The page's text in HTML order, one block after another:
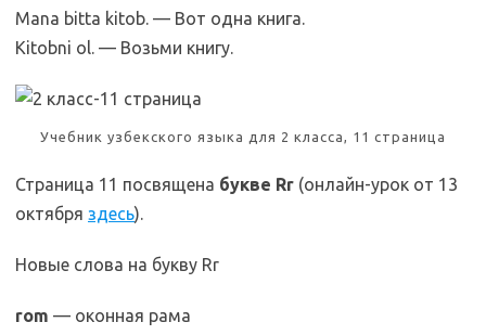
Mana bitta kitob. — Вот одна книга.
Kitobni ol. — Возьми книгу.
Учебник узбекского языка для 2 класса, 11 страница
Страница 11 посвящена букве Rr (онлайн-урок от 13
октября здесь).
Новые слова на букву Rr
rom — оконная рама